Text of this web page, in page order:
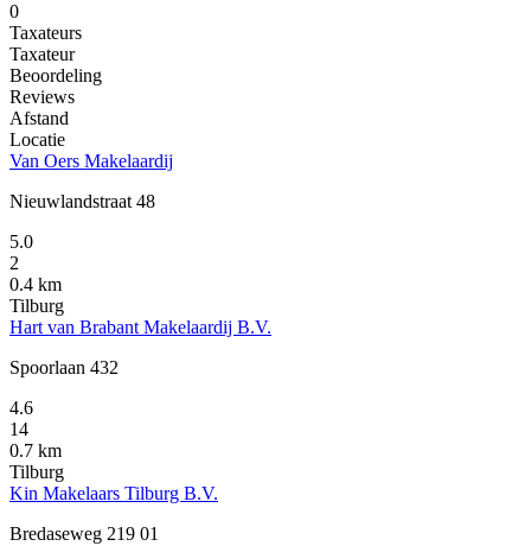
0
Taxateurs
Taxateur
Beoordeling
Reviews
Afstand
Locatie
Van Oers Makelaardij
Nieuwlandstraat 48
5.0
2
0.4 km
Tilburg
Hart van Brabant Makelaardij B.V.
Spoorlaan 432
4.6
14
0.7 km
Tilburg
Kin Makelaars Tilburg B.V.
Bredaseweg 219 01